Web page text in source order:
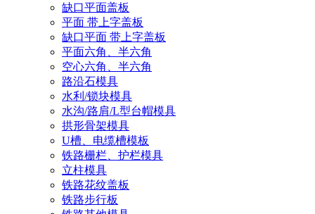
缺口平面盖板
平面 带上字盖板
缺口平面 带上字盖板
平面六角、半六角
空心六角、半六角
路沿石模具
水利/锁块模具
水沟/路肩/L型台帽模具
拱形骨架模具
U槽、电缆槽模板
铁路栅栏、护栏模具
立柱模具
铁路花纹盖板
铁路步行板